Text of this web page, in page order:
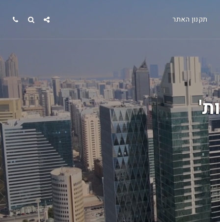
תקנון האתר